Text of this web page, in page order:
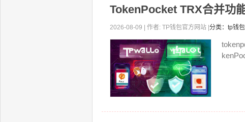
TokenPocket TRX合并功
2026-08-09 | 作者: TP钱包官方网站 | 分类：tp钱